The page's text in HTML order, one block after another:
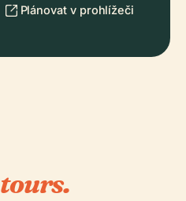
Plánovat v prohlížeči
tours.